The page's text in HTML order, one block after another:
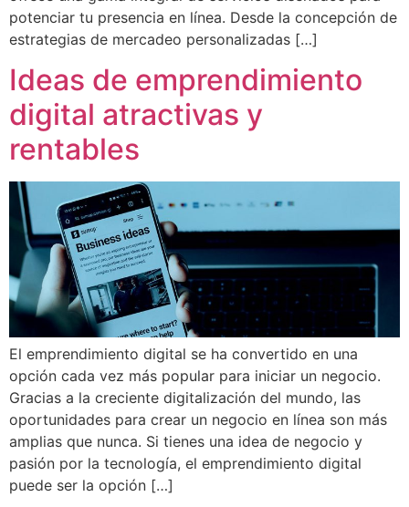
potenciar tu presencia en línea. Desde la concepción de
estrategias de mercadeo personalizadas […]
Ideas de emprendimiento
digital atractivas y
rentables
El emprendimiento digital se ha convertido en una
opción cada vez más popular para iniciar un negocio.
Gracias a la creciente digitalización del mundo, las
oportunidades para crear un negocio en línea son más
amplias que nunca. Si tienes una idea de negocio y
pasión por la tecnología, el emprendimiento digital
puede ser la opción […]